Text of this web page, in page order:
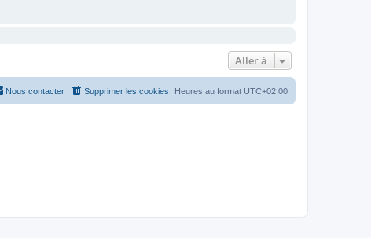
Aller à
Heures au format UTC+02:00
Supprimer les cookies
Nous contacter